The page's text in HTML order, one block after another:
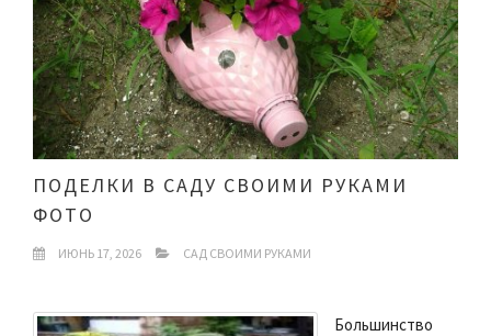
ПОДЕЛКИ В САДУ СВОИМИ РУКАМИ
ФОТО
ИЮНЬ 17, 2026 САД СВОИМИ РУКАМИ
Большинство